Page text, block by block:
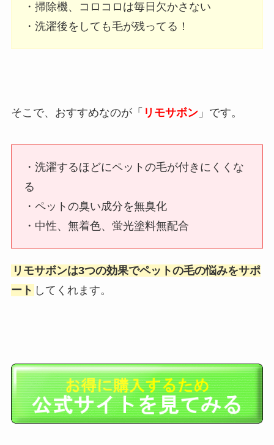
・掃除機、コロコロは毎日欠かさない
・洗濯後をしても毛が残ってる！
そこで、おすすめなのが「 リモサボン」です。
・洗濯するほどにペットの毛が付きにくくな
る
・ペットの臭い成分を無臭化
・中性、無着色、蛍光塗料無配合
リモサボンは3つの効果でペットの毛の悩みをサポ
ート してくれます。